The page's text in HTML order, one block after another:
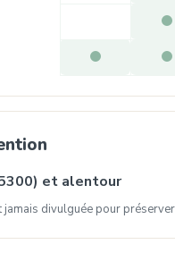
et alentour
jamais divulguée pour